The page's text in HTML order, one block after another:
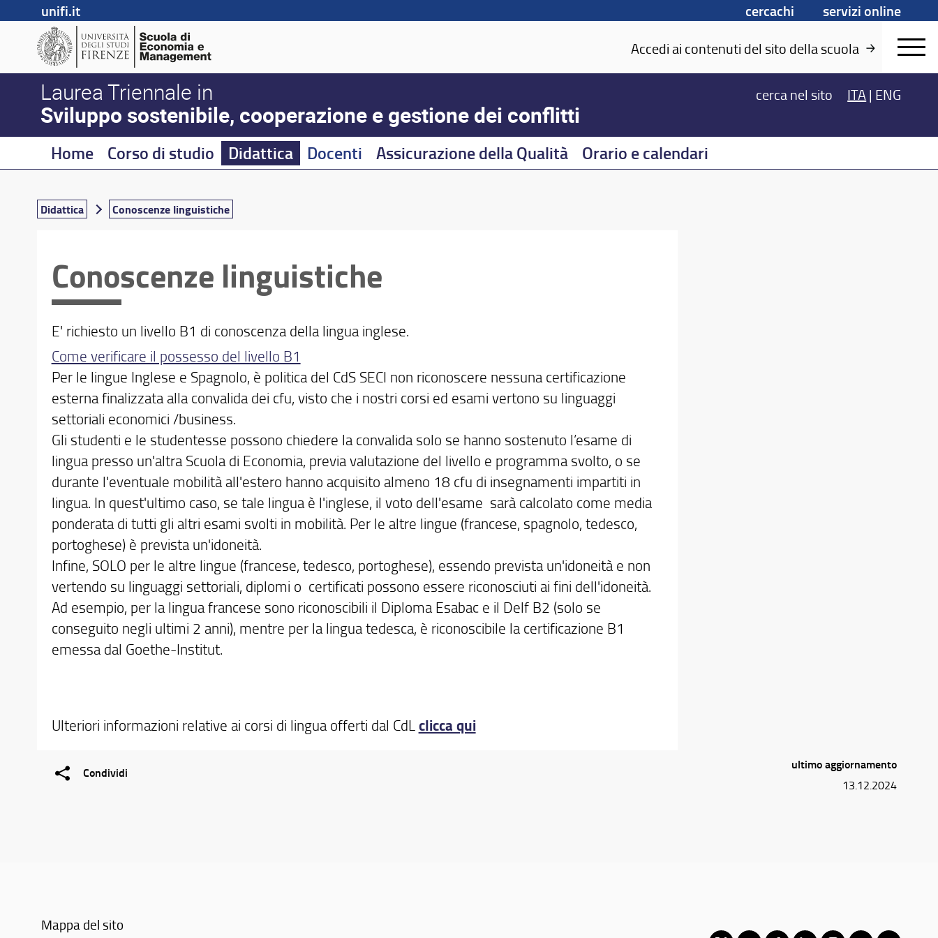
unifi.it cercachi
servizi online
Accedi ai contenuti del sito della scuola
Laurea Triennale in
Sviluppo sostenibile, cooperazione e gestione dei conflitti
cerca nel sito ITA | ENG
Home Corso di studio Didattica Docenti Assicurazione della Qualità Orario e calendari
Didattica Conoscenze linguistiche
Conoscenze linguistiche
E' richiesto un livello B1 di conoscenza della lingua inglese.
Come verificare il possesso del livello B1
Per le lingue Inglese e Spagnolo, è politica del CdS SECI non riconoscere nessuna certificazione
esterna finalizzata alla convalida dei cfu, visto che i nostri corsi ed esami vertono su linguaggi
settoriali economici /business.
Gli studenti e le studentesse possono chiedere la convalida solo se hanno sostenuto l’esame di
lingua presso un'altra Scuola di Economia, previa valutazione del livello e programma svolto, o se
durante l'eventuale mobilità all'estero hanno acquisito almeno 18 cfu di insegnamenti impartiti in
lingua. In quest'ultimo caso, se tale lingua è l'inglese, il voto dell'esame sarà calcolato come media
ponderata di tutti gli altri esami svolti in mobilità. Per le altre lingue (francese, spagnolo, tedesco,
portoghese) è prevista un'idoneità.
Infine, SOLO per le altre lingue (francese, tedesco, portoghese), essendo prevista un'idoneità e non
vertendo su linguaggi settoriali, diplomi o certificati possono essere riconosciuti ai fini dell'idoneità.
Ad esempio, per la lingua francese sono riconoscibili il Diploma Esabac e il Delf B2 (solo se
conseguito negli ultimi 2 anni), mentre per la lingua tedesca, è riconoscibile la certificazione B1
emessa dal Goethe-Institut.
Ulteriori informazioni relative ai corsi di lingua offerti dal CdLclicca qui
Condividi
ultimo aggiornamento
13.12.2024
Mappa del sito